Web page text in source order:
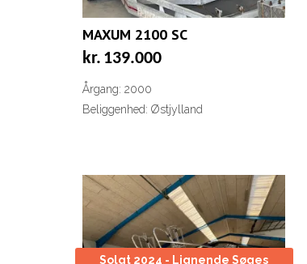
MAXUM 2100 SC
kr. 139.000
Årgang: 2000
Beliggenhed: Østjylland
Solgt 2024 - Lignende Søges